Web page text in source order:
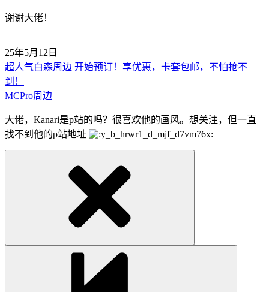
谢谢大佬！
25年5月12日
超人气白森周边 开始预订！享优惠，卡套包邮，不怕抢不
到！
MCPro周边
大佬，Kanari是p站的吗？很喜欢他的画风。想关注，但一直
找不到他的p站地址